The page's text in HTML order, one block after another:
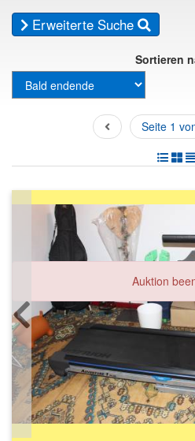
Erweiterte Suche
Sortieren
Seite 1
Auktion